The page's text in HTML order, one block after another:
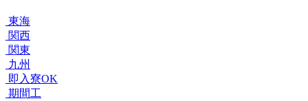
東海
関西
関東
九州
即入寮OK
期間工